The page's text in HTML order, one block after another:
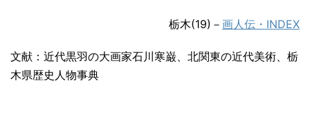
栃木(19)－ 画人伝・INDEX
文献：近代黒羽の大画家石川寒巌、北関東の近代美術、栃
木県歴史人物事典